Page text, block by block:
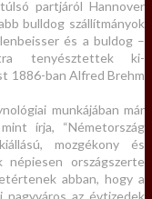
partjáról Hannover
bulldog szállítmányok
és a buldog –
tenyésztettek ki-
1886-ban Alfred Brehm
munkájában már
írja, “Németország
mozgékony és
országszerte
abban, hogy a
az évtizedek